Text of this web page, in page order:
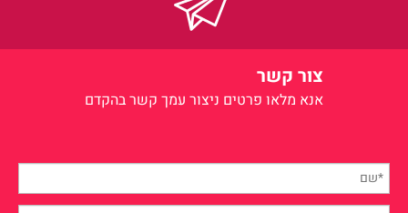
צור קשר
אנא מלאו פרטים ניצור עמך קשר בהקדם